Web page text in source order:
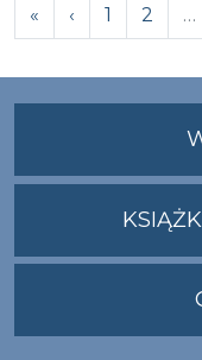
« Previous
‹ 1 2 …